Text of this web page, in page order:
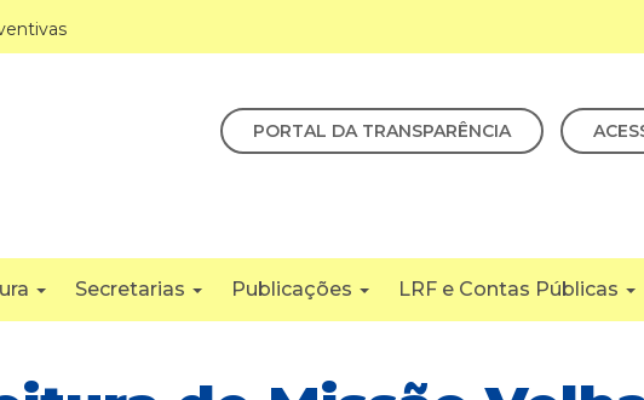
PORTAL DA TRANSPARÊNCIA
Secretarias Publicações LRF e Contas Públicas